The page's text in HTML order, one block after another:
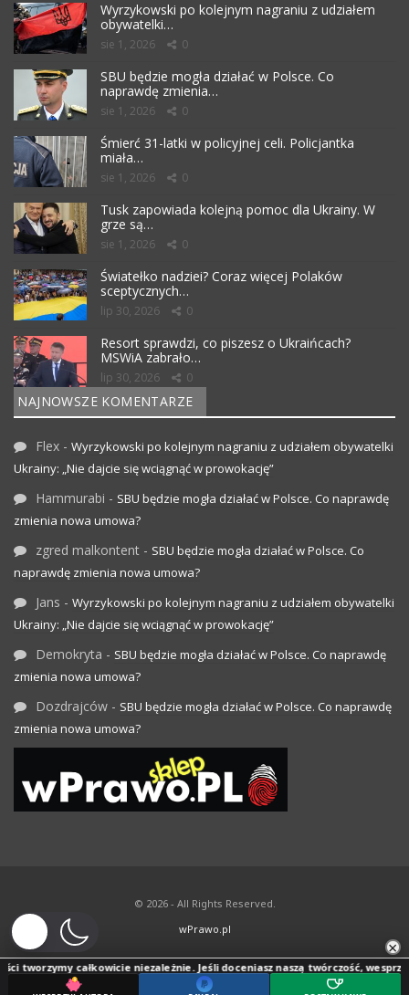
Wyrzykowski po kolejnym nagraniu z udziałem
obywatelki…
sie 1, 2026 0
SBU będzie mogła działać w Polsce. Co
naprawdę zmienia…
sie 1, 2026 0
Śmierć 31-latki w policyjnej celi. Policjantka
miała…
sie 1, 2026 0
Tusk zapowiada kolejną pomoc dla Ukrainy. W
grze są…
sie 1, 2026 0
Światełko nadziei? Coraz więcej Polaków
sceptycznych…
lip 30, 2026 0
Resort sprawdzi, co piszesz o Ukraińcach?
MSWiA zabrało…
lip 30, 2026 0
NAJNOWSZE KOMENTARZE
Flex - Wyrzykowski po kolejnym nagraniu z udziałem obywatelki
Ukrainy: „Nie dajcie się wciągnąć w prowokację”
Hammurabi - SBU będzie mogła działać w Polsce. Co naprawdę
zmienia nowa umowa?
zgred malkontent - SBU będzie mogła działać w Polsce. Co
naprawdę zmienia nowa umowa?
Jans - Wyrzykowski po kolejnym nagraniu z udziałem obywatelki
Ukrainy: „Nie dajcie się wciągnąć w prowokację”
Demokryta - SBU będzie mogła działać w Polsce. Co naprawdę
zmienia nowa umowa?
Dozdrajców - SBU będzie mogła działać w Polsce. Co naprawdę
zmienia nowa umowa?
© 2026 - All Rights Reserved.
wPrawo.pl
×
tworzymy całkowicie niezależnie. Jeśli doceniasz naszą twórczość, wesprzyj